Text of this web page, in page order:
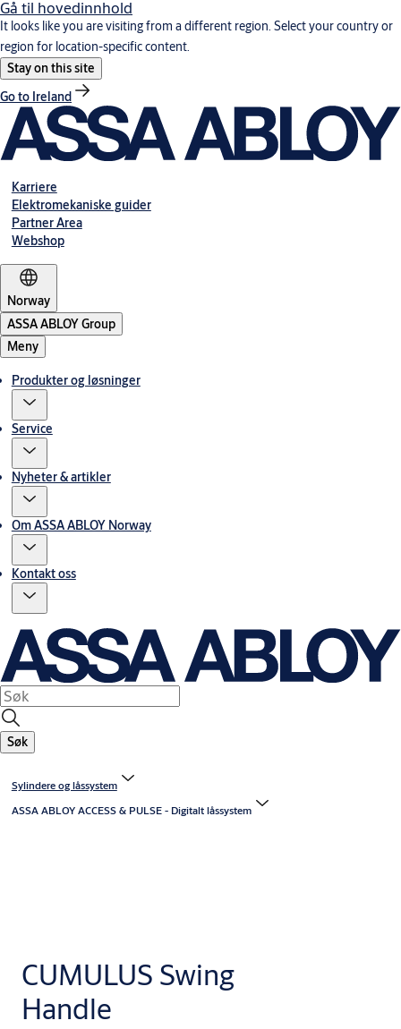
Gå til hovedinnhold
It looks like you are visiting from a different region. Select your country or
region for location-specific content.
Stay on this site
Go to Ireland
Karriere
Elektromekaniske guider
Partner Area
Webshop
Norway
ASSA ABLOY Group
Meny
Produkter og løsninger
Service
Nyheter & artikler
Om ASSA ABLOY Norway
Kontakt oss
Søk
Sylindere og låssystem
ASSA ABLOY ACCESS & PULSE - Digitalt låssystem
CUMULUS Swing
Handle